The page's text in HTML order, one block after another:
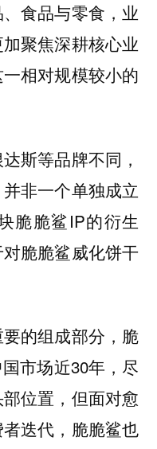
食品与零食，业
聚焦深耕核心业
相对规模较小的
斯等品牌不同，
非一个单独成立
脆脆鲨IP的衍生
脆脆鲨威化饼干
的组成部分，脆
市场近30年，尽
位置，但面对愈
迭代，脆脆鲨也